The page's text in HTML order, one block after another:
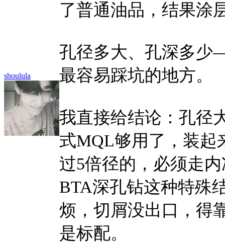
shoulula
了普通油品，结果涂
孔径多大、孔深多
最容易踩坑的地方。
我直接给结论：孔径
式MQL够用了，装起
过5倍径的，必须走
BTA深孔钻这种特殊
烦，切屑没出口，得
是标配。